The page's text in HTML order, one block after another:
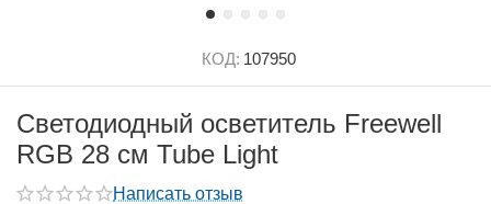
КОД: 107950
Светодиодный осветитель Freewell
RGB 28 см Tube Light
Написать отзыв